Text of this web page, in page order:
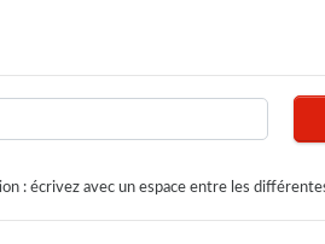
: écrivez avec un espace entre les